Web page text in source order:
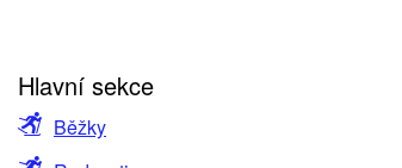
Hlavní sekce
Běžky